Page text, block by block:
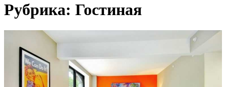
Рубрика: Гостиная